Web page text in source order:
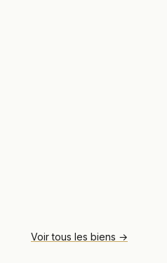
Voir tous les biens →